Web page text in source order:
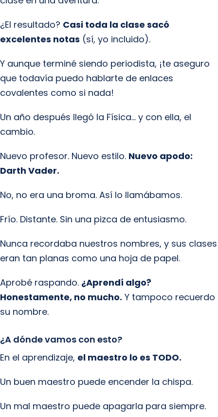
¿El resultado? Casi toda la clase sacó
excelentes notas (sí, yo incluido).
Y aunque terminé siendo periodista, ¡te aseguro
que todavía puedo hablarte de enlaces
covalentes como si nada!
Un año después llegó la Física… y con ella, el
cambio.
Nuevo profesor. Nuevo estilo. Nuevo apodo:
Darth Vader.
No, no era una broma. Así lo llamábamos.
Frío. Distante. Sin una pizca de entusiasmo.
Nunca recordaba nuestros nombres, y sus clases
eran tan planas como una hoja de papel.
Aprobé raspando. ¿Aprendí algo?
Honestamente, no mucho. Y tampoco recuerdo
su nombre.
¿A dónde vamos con esto?
En el aprendizaje, el maestro lo es TODO.
Un buen maestro puede encender la chispa.
Un mal maestro puede apagarla para siempre.